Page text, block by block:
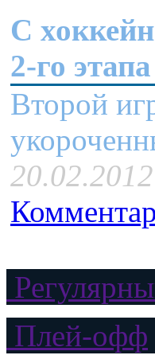
C
2-го этапа
Второй
Плей-офф